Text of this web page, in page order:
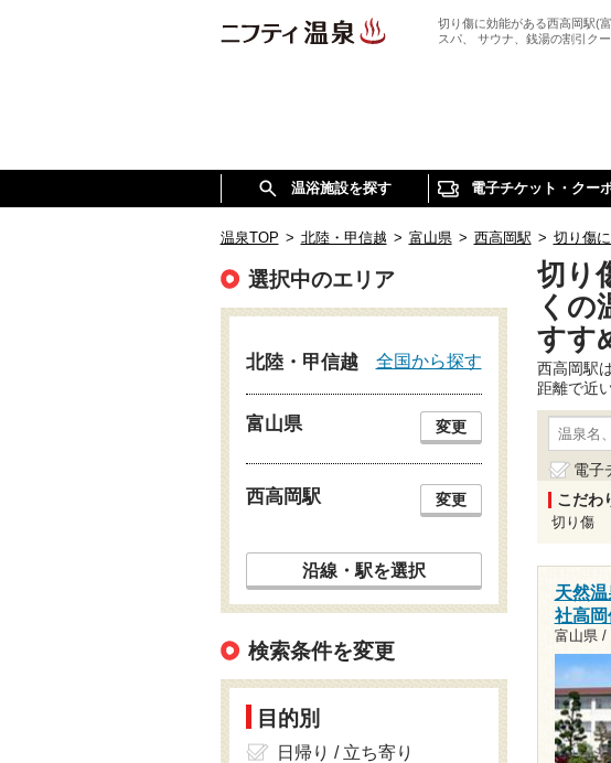
切り傷に効能がある西高岡駅(
スパ、 サウナ、銭湯の割引ク
温浴施設を探す 電子チケット・クー
温泉TOP > 北陸・甲信越 > 富山県 > 西高岡駅 > 切り傷
切り
くの
すす
西高岡駅
距離で近
電子
こだわ
切り傷
天然
社高岡
富山県 /
選択中のエリア
北陸・甲信越 全国から探す
富山県 変更
西高岡駅 変更
沿線・駅を選択
検索条件を変更
目的別
日帰り / 立ち寄り